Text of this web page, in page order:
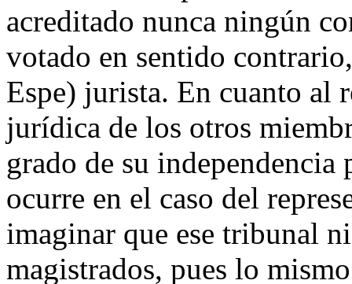
acreditado nunca ningún
votado en sentido
Espe) jurista. En cuanto al
jurídica de los otros
grado de su
ocurre en el caso del
imaginar que ese tribunal
magistrados, pues lo